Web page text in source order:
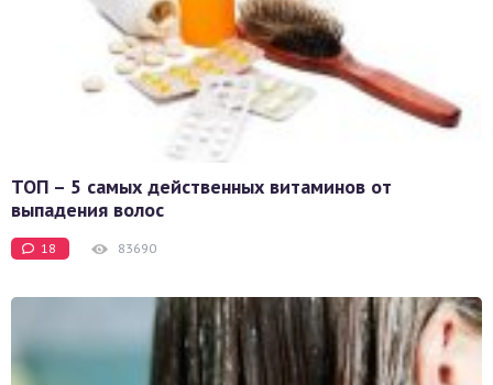
ТОП – 5 самых действенных витаминов от
выпадения волос
18 83690